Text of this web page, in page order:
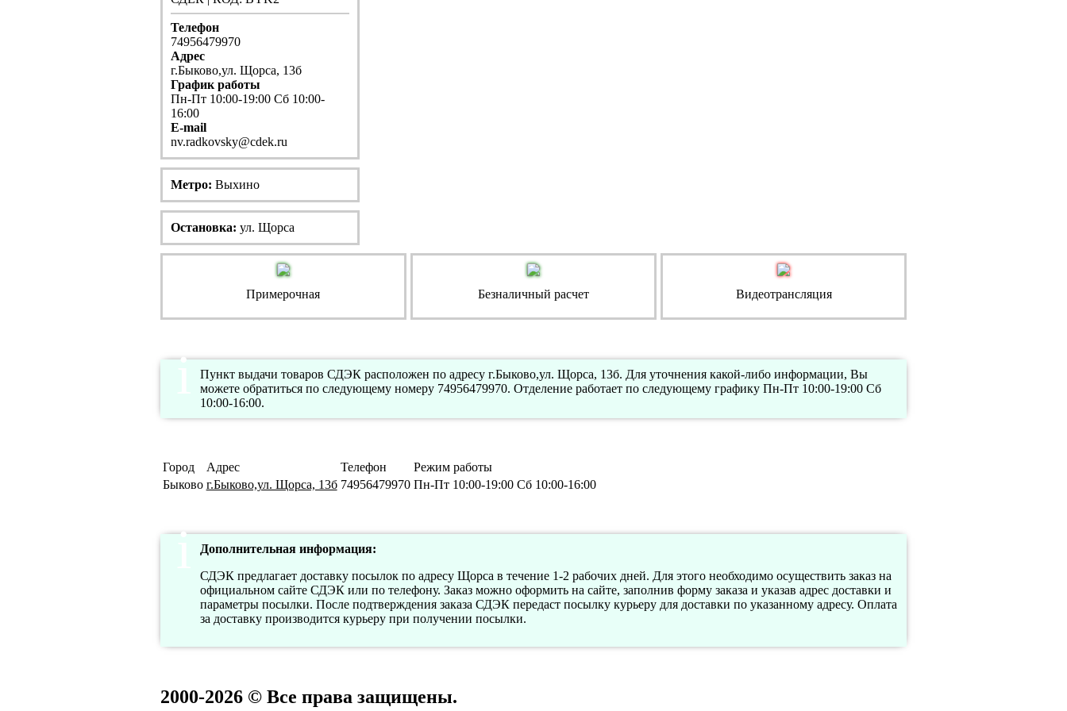
Телефон
74956479970
Адрес
г.Быково,ул. Щорса, 13б
График работы
Пн-Пт 10:00-19:00 Сб 10:00-
16:00
E-mail
nv.radkovsky@cdek.ru
Метро: Выхино
Остановка: ул. Щорса
Примерочная Безналичный расчет Видеотрансляция
Пункт выдачи товаров СДЭК расположен по адресу г.Быково,ул. Щорса, 13б. Для уточнения какой-либо информации, Вы
можете обратиться по следующему номеру 74956479970. Отделение работает по следующему графику Пн-Пт 10:00-19:00 Сб
10:00-16:00.
Город Адрес Телефон
Режим работы
Быково г.Быково,ул. Щорса, 13б 74956479970 Пн-Пт 10:00-19:00 Сб 10:00-16:00
Дополнительная информация:
СДЭК предлагает доставку посылок по адресу Щорса в течение 1-2 рабочих дней. Для этого необходимо осуществить заказ на
официальном сайте СДЭК или по телефону. Заказ можно оформить на сайте, заполнив форму заказа и указав адрес доставки и
параметры посылки. После подтверждения заказа СДЭК передаст посылку курьеру для доставки по указанному адресу. Оплата
за доставку производится курьеру при получении посылки.
2000-2026 © Все права защищены.